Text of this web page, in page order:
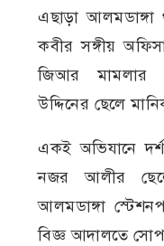
এছাড়া
কবীর সঙ্গীয়
জিআর মামলার
উদ্দিনের ছেলে
একই অভিযানে
নজর আলীর
আলমডাঙ্গা
বিজ্ঞ আদালতে